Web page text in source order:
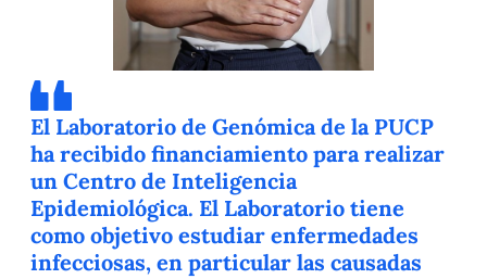
El Laboratorio de Genómica de la PUCP
ha recibido financiamiento para realizar
un Centro de Inteligencia
Epidemiológica. El Laboratorio tiene
como objetivo estudiar enfermedades
infecciosas, en particular las causadas